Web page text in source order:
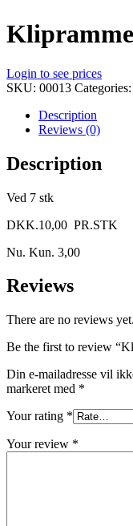
Login to see prices
SKU: 00013 Categories:
Description
Reviews (0)
Description
Ved 7 stk
DKK.10,00 PR.STK
Nu. Kun. 3,00
Reviews
There are no reviews yet.
Be the first to review
Din e-mailadresse vil
markeret med *
Your rating *
Your review *